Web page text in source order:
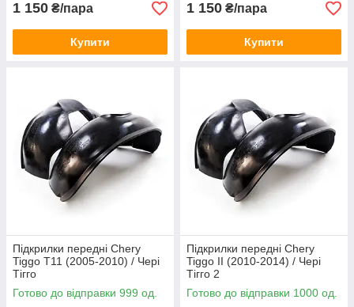
1 150 ₴/пара
Купити
1 150 ₴/пара
Купити
Підкрилки передні Chery
Tiggo T11 (2005-2010) / Чері
Тігго
Готово до відправки 999 од.
Підкрилки передні Chery
Tiggo II (2010-2014) / Чері
Тігго 2
Готово до відправки 1000 од.